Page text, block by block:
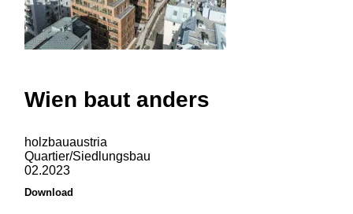
Wien baut anders
holzbauaustria
Quartier/Siedlungsbau
02.2023
Download